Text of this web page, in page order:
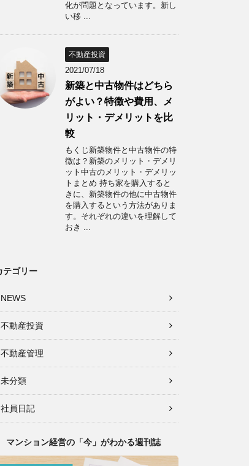
化が問題となっています。新し
い移 ...
不動産投資
2021/07/18
新築と中古物件はどちら
がよい？特徴や費用、メ
リット・デメリットを比
較
もくじ新築物件と中古物件の特
徴は？新築のメリット・デメリ
ット中古のメリット・デメリッ
トまとめ 持ち家を購入すると
きに、新築物件の他に中古物件
を購入するという方法がありま
す。それぞれの違いを理解して
おき ...
テゴリー
NEWS
不動産投資
不動産管理
未分類
社員日記
マンション経営の「今」がわかる週刊誌